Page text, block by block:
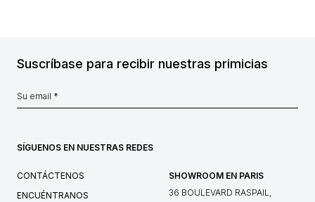
Suscríbase para recibir nuestras primicias
SÍGUENOS EN NUESTRAS REDES
CONTÁCTENOS
ENCUÉNTRANOS
SHOWROOM EN PARIS
36 BOULEVARD RASPAIL,